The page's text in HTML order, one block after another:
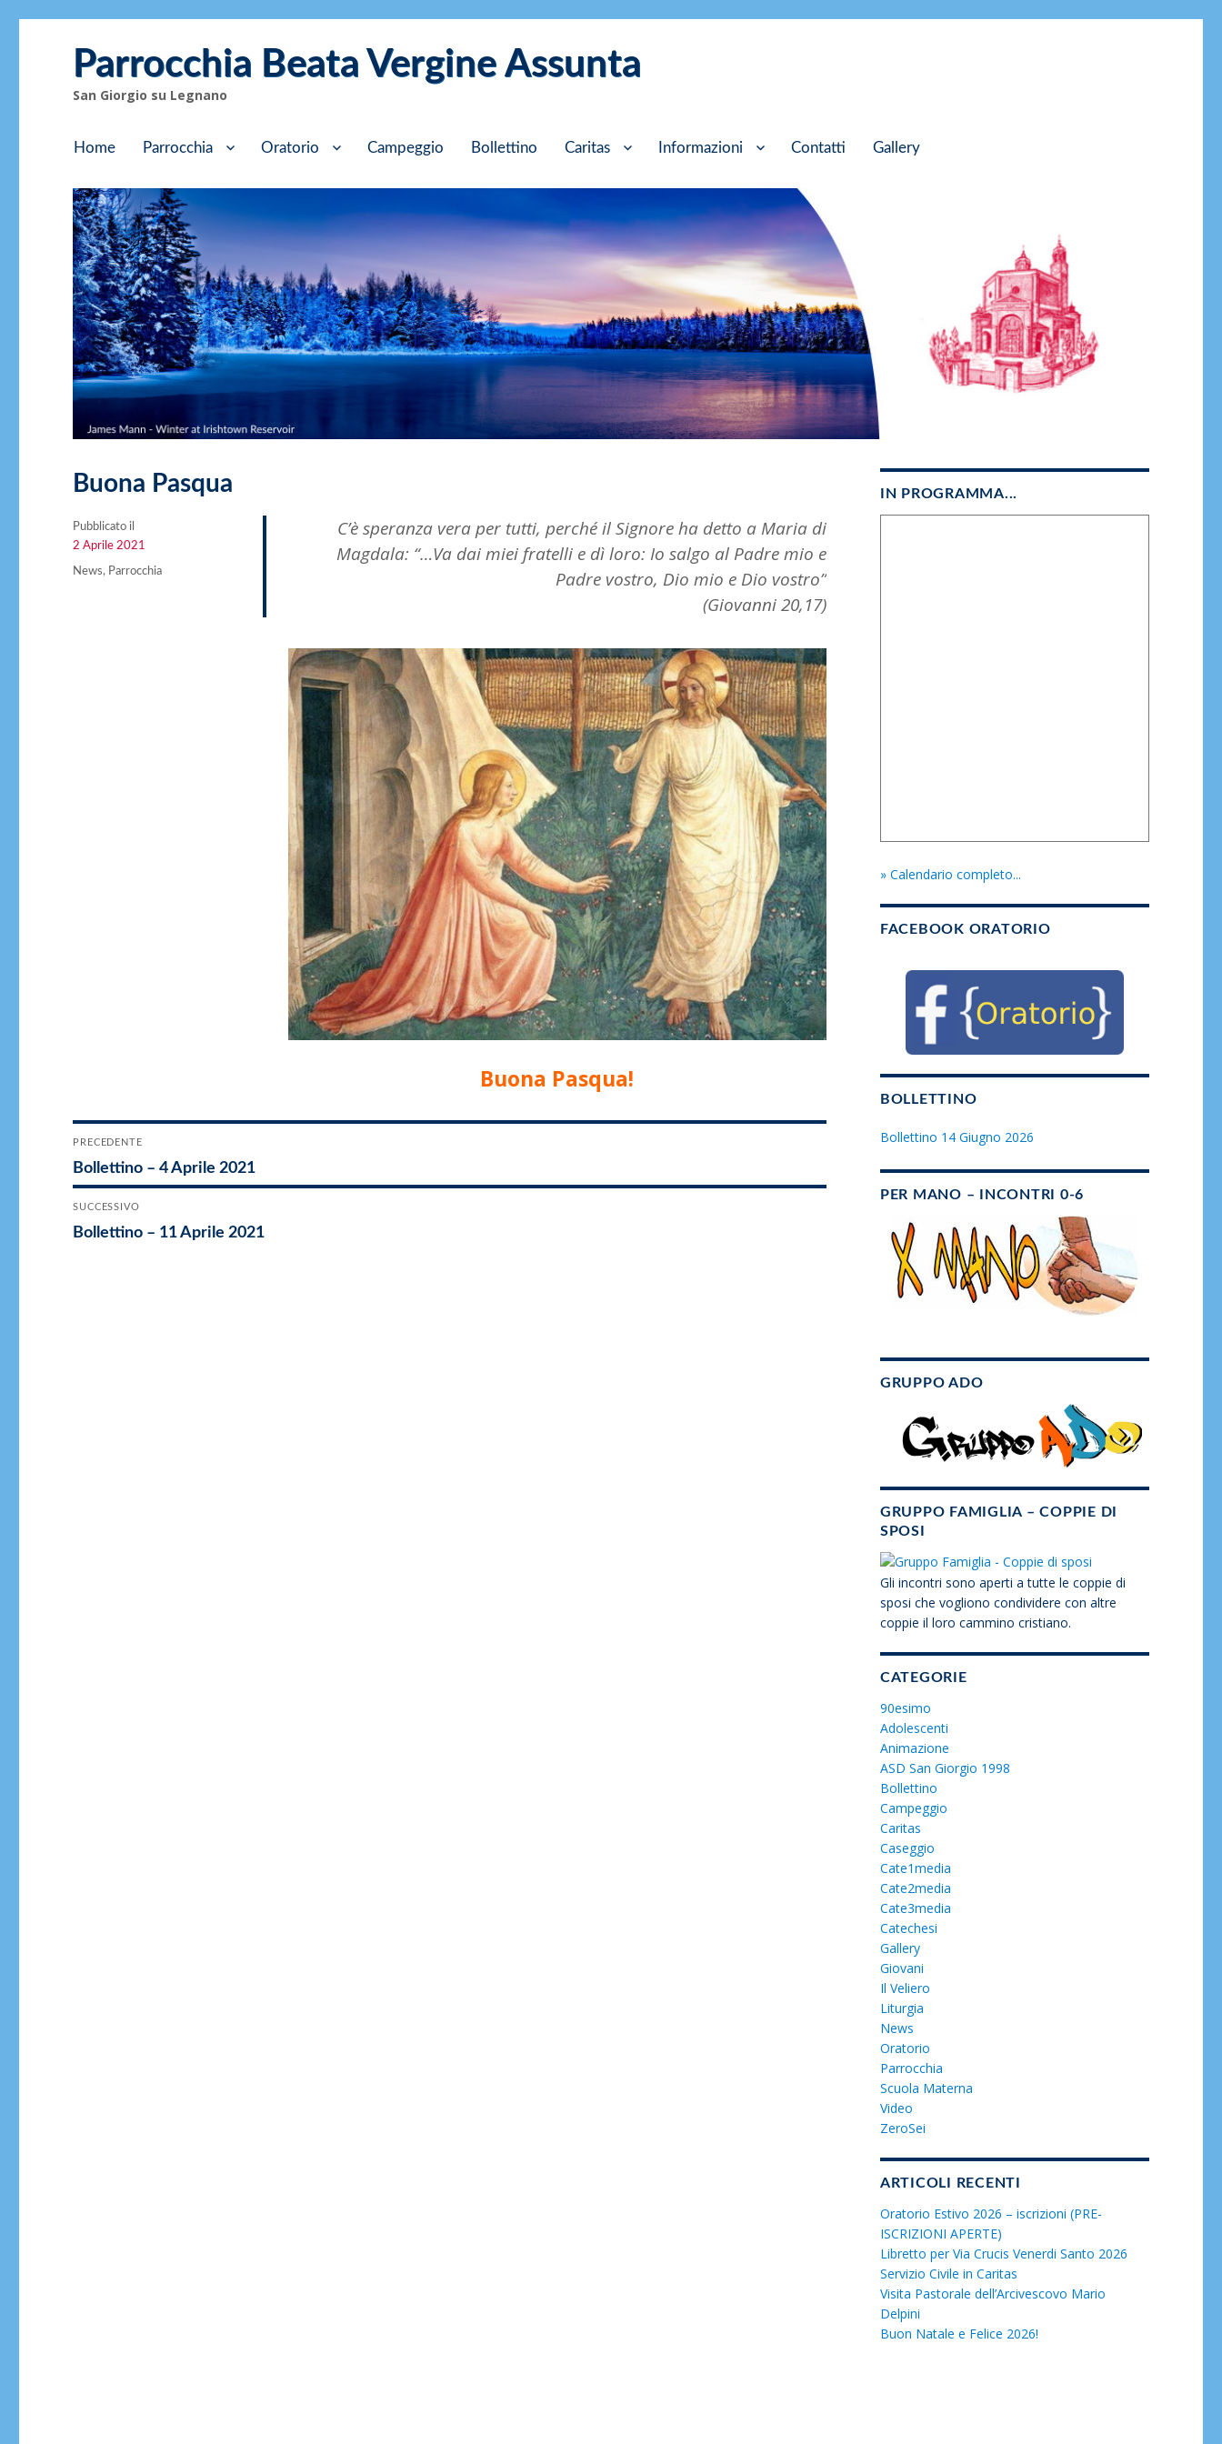
Parrocchia Beata Vergine Assunta
San Giorgio su Legnano
Home Parrocchia Oratorio Campeggio Bollettino Caritas Informazioni Contatti Gallery
Buona Pasqua
C’è speranza vera per tutti, perché il Signore ha detto a Maria di
Magdala: “…Va dai miei fratelli e dì loro: Io salgo al Padre mio e
Padre vostro, Dio mio e Dio vostro”
(Giovanni 20,17)
Buona Pasqua!
Pubblicato il
Pubblicato
il
2 Aprile 2021
Categorie
News, Parrocchia
Navigazione
articoli
PRECEDENTE
Articolo
precedente:
Bollettino – 4 Aprile 2021
SUCCESSIVO
Articolo
Bollettino – 11 Aprile 2021
IN PROGRAMMA...
» Calendario completo...
FACEBOOK ORATORIO
BOLLETTINO
Bollettino 14 Giugno 2026
PER MANO – INCONTRI 0-6
GRUPPO ADO
GRUPPO FAMIGLIA – COPPIE DI
SPOSI
Gli incontri sono aperti a tutte le coppie di
sposi che vogliono condividere con altre
coppie il loro cammino cristiano.
CATEGORIE
90esimo
Adolescenti
Animazione
ASD San Giorgio 1998
Bollettino
Campeggio
Caritas
Caseggio
Cate1media
Cate2media
Cate3media
Catechesi
Gallery
Giovani
Il Veliero
Liturgia
News
Oratorio
Parrocchia
Scuola Materna
Video
ZeroSei
ARTICOLI RECENTI
Oratorio Estivo 2026 – iscrizioni (PRE-
ISCRIZIONI APERTE)
Libretto per Via Crucis Venerdi Santo 2026
Servizio Civile in Caritas
Visita Pastorale dell’Arcivescovo Mario
Delpini
Buon Natale e Felice 2026!